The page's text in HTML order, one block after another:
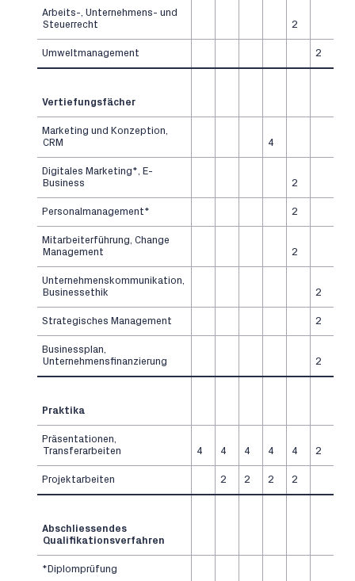
Arbeits-, Unternehmens- und
Steuerrecht
2
Umweltmanagement 2
Vertiefungsfächer
Marketing und Konzeption,
CRM
4
Digitales Marketing*, E-
Business
2
Personalmanagement* 2
Mitarbeiterführung, Change
Management
2
Unternehmenskommunikation,
Businessethik
2
Strategisches Management 2
Businessplan,
Unternehmensfinanzierung
2
Praktika
Präsentationen,
Transferarbeiten
4 4 4 4 4 2
Projektarbeiten 2 2 2 2
Abschliessendes
Qualifikationsverfahren
*Diplomprüfung